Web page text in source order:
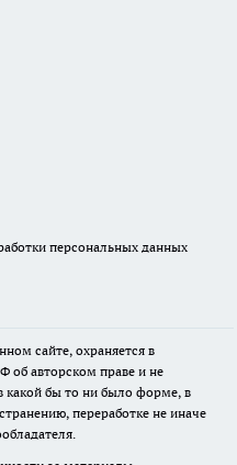
персональных данных
сайте, охраняется в
об авторском праве и не
какой бы то ни было форме, в
переработке не иначе